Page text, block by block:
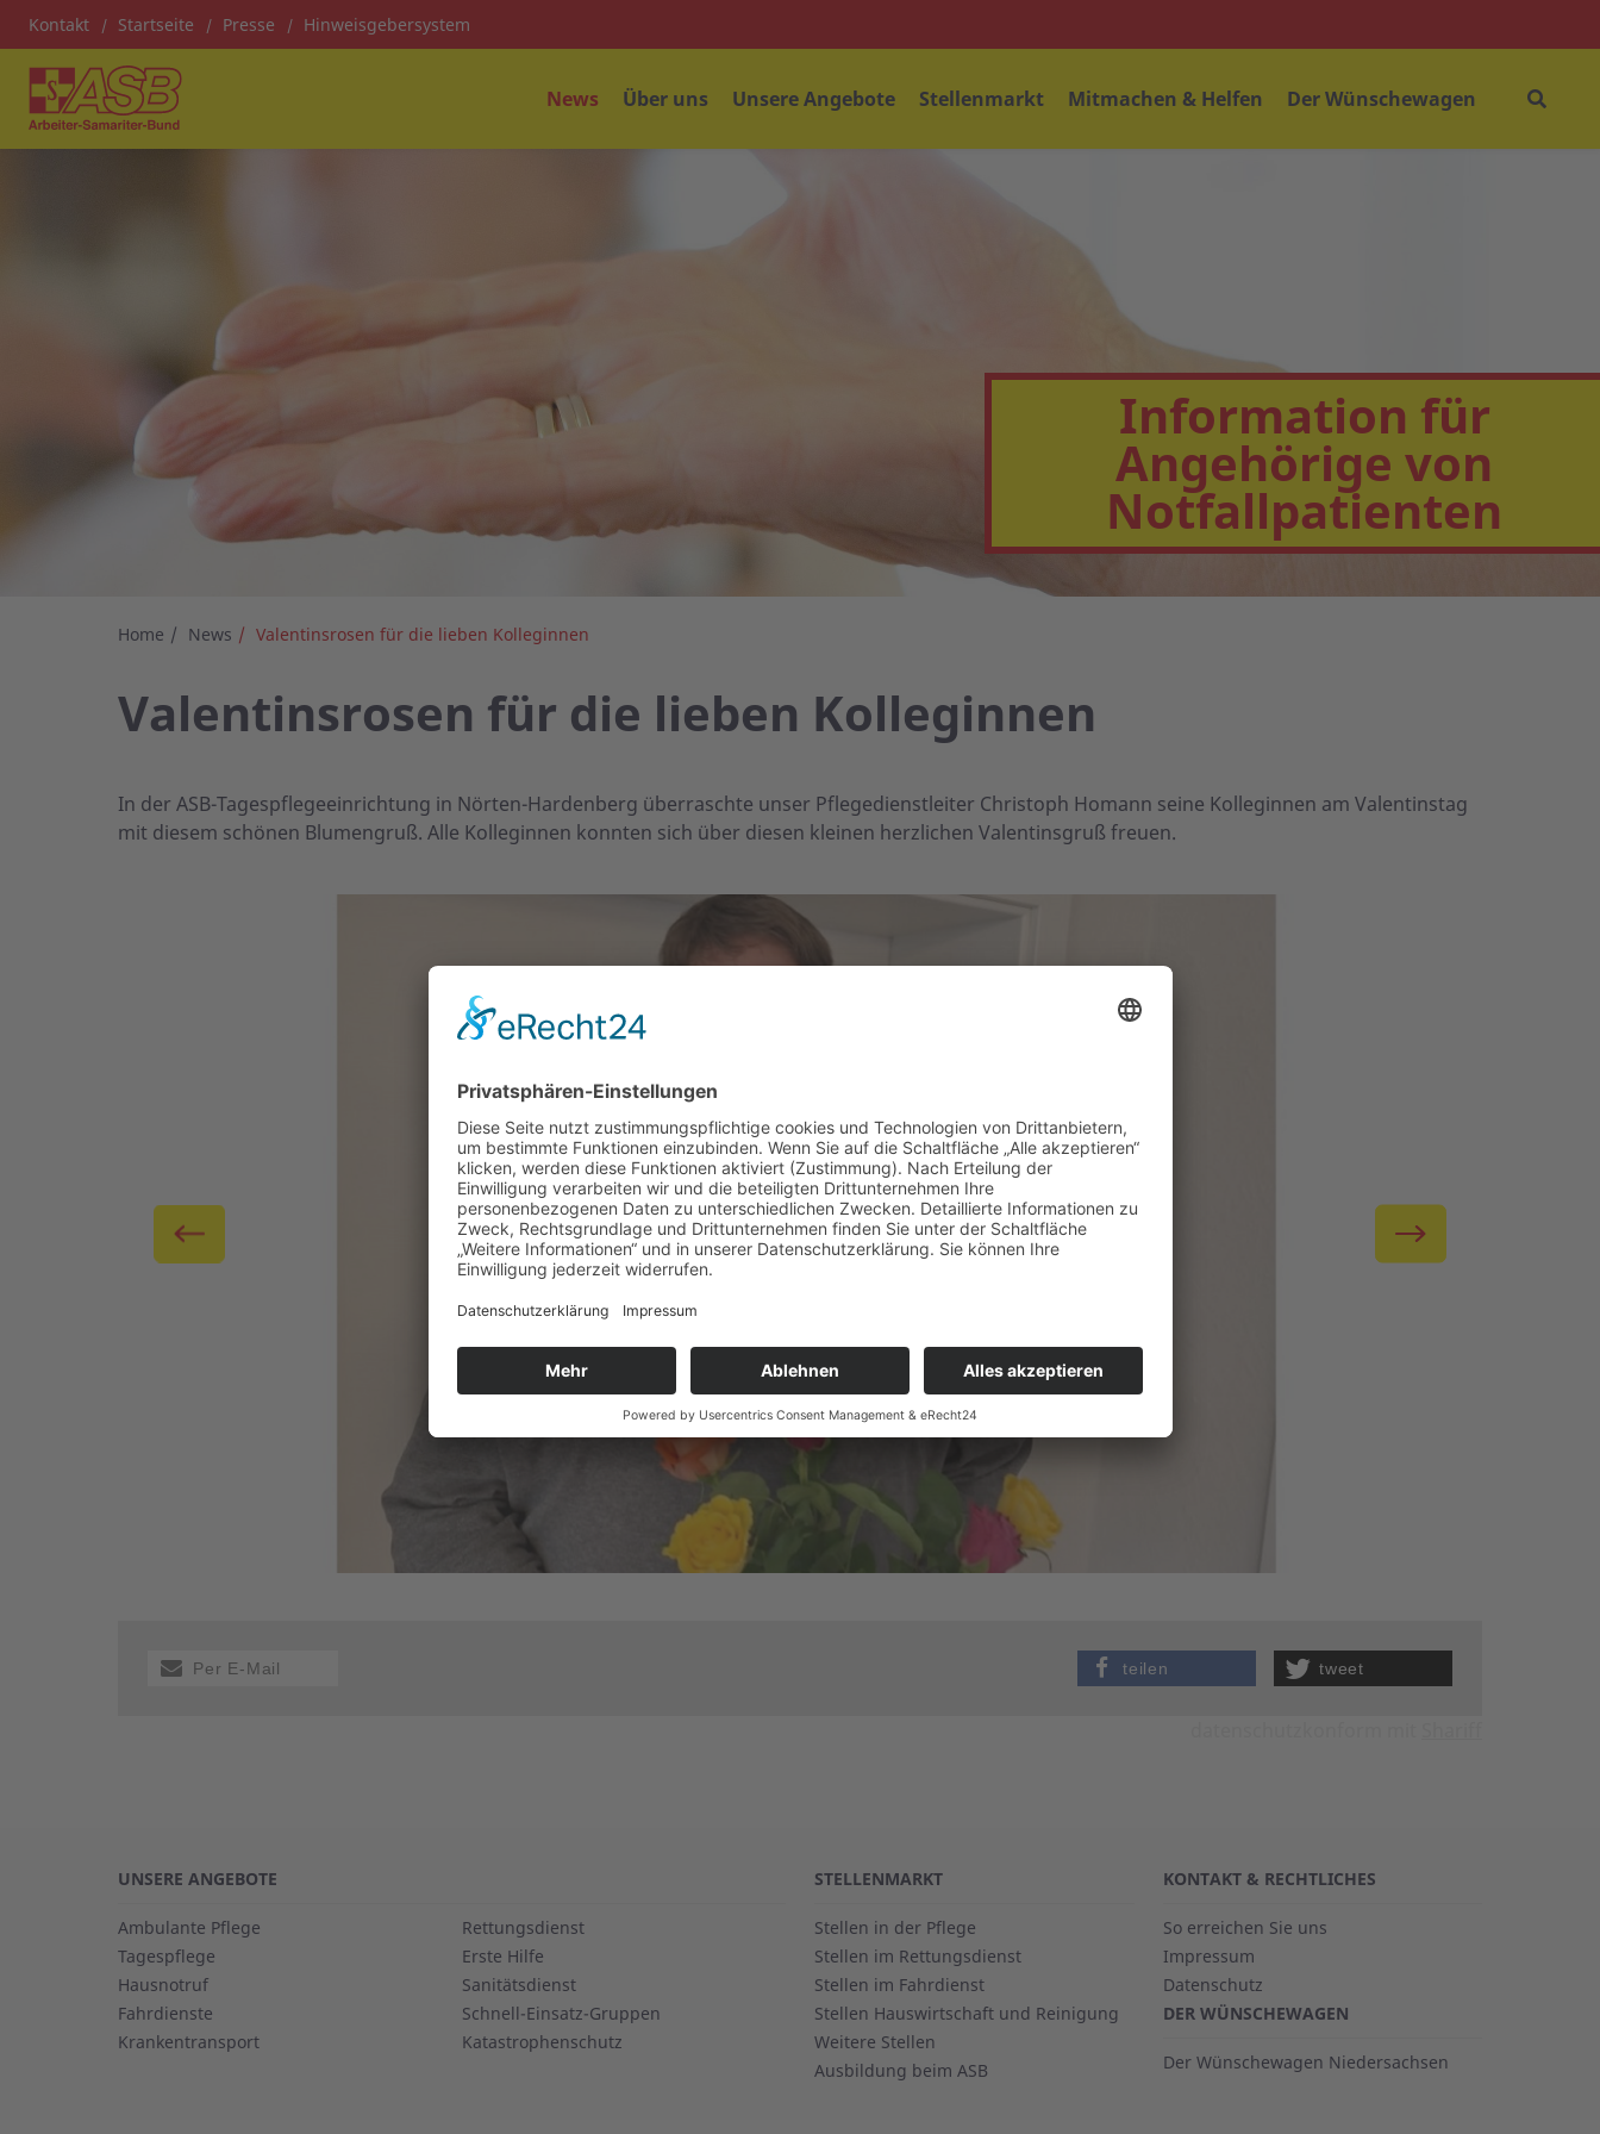
Kontakt Startseite Presse Hinweisgebersystem
News Über uns Unsere Angebote Stellenmarkt Mitmachen & Helfen Der Wünschewagen
Information für
Angehörige von
Notfallpatienten
Home News Valentinsrosen für die lieben Kolleginnen
Valentinsrosen für die lieben Kolleginnen
In der ASB-Tagespflegeeinrichtung in Nörten-Hardenberg überraschte unser Pflegedienstleiter Christoph Homann seine Kolleginnen am Valentinstag
mit diesem schönen Blumengruß. Alle Kolleginnen konnten sich über diesen kleinen herzlichen Valentinsgruß freuen.
Per E-Mail
tweet
teilen
UNSERE ANGEBOTE
Ambulante Pflege
Tagespflege
Hausnotruf
Fahrdienste
Krankentransport
Rettungsdienst
Erste Hilfe
Sanitätsdienst
Schnell-Einsatz-Gruppen
Katastrophenschutz
STELLENMARKT
Stellen in der Pflege
Stellen im Rettungsdienst
Stellen im Fahrdienst
Stellen Hauswirtschaft und Reinigung
Weitere Stellen
Ausbildung beim ASB
KONTAKT & RECHTLICHES
So erreichen Sie uns
Impressum
Datenschutz
DER WÜNSCHEWAGEN
Der Wünschewagen Niedersachsen